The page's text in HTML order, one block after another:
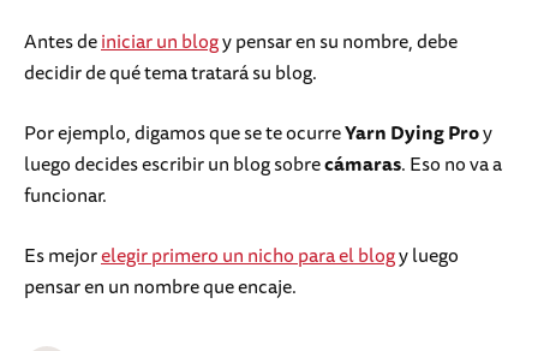
Antes deiniciar un blogy pensar en su nombre, debe
decidir de qué tema tratará su blog.
Por ejemplo, digamos que se te ocurreYarn Dying Proy
luego decides escribir un blog sobrecámaras. Eso no va a
funcionar.
Es mejorelegir primero un nicho para el blogy luego
pensar en un nombre que encaje.